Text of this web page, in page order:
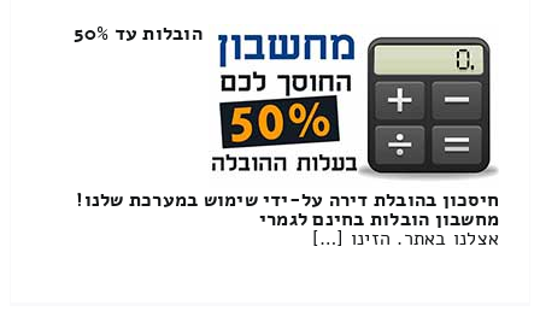
הובלות עד 50%
חיסכון בהובלת דירה על-ידי שימוש במערכת שלנו!
מחשבון הובלות בחינם לגמרי
אצלנו באתר. הזינו […]